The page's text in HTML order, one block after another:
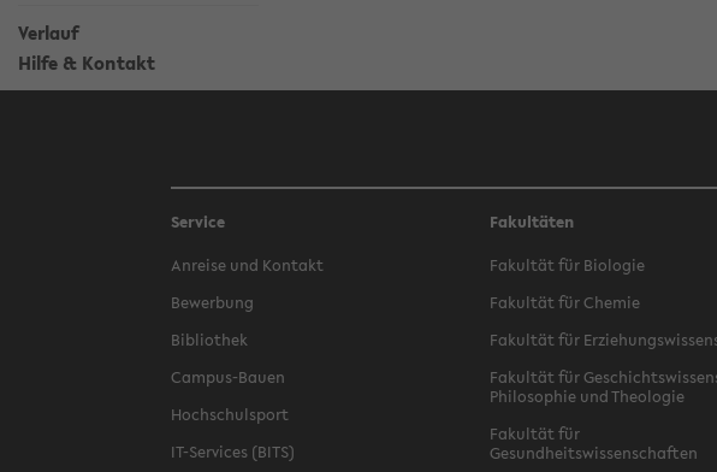
Verlauf
Hilfe & Kontakt
Service
Anreise und Kontakt
Bewerbung
Bibliothek
Campus-Bauen
Hochschulsport
IT-Services (BITS)
Fakultäten
Fakultät für Biologie
Fakultät für Chemie
Fakultät für
Fakultät für
Philosophie und Theologie
Fakultät für
Gesundheitswissenschaften